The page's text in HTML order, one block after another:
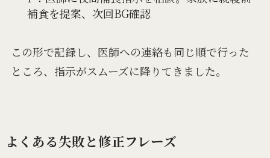
補食を提案、次回BG確認
この形で記録し、医師への連絡も同じ順で行った
ところ、指示がスムーズに降りてきました。
よくある失敗と修正フレーズ